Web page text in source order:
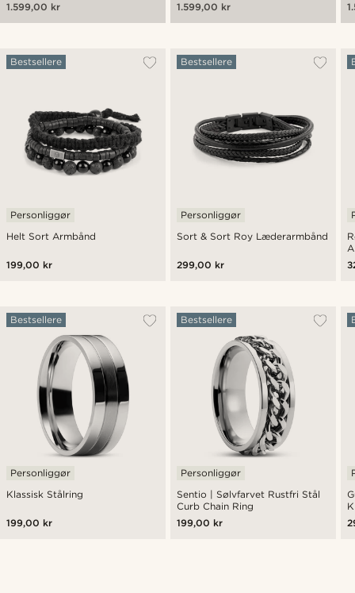
1.599,00 kr 1.599,00 kr
Helt Sort Armbånd
Bestsellere
Personliggør
199,00 kr
Sort & Sort Roy Læderarmbånd
Bestsellere
Personliggør
299,00 kr
Klassisk Stålring
Bestsellere
Personliggør
199,00 kr
Sentio | Sølvfarvet Rustfri Stål
Curb Chain Ring
Bestsellere
Personliggør
199,00 kr